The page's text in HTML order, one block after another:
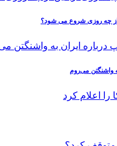
واشنگتن می‌روم